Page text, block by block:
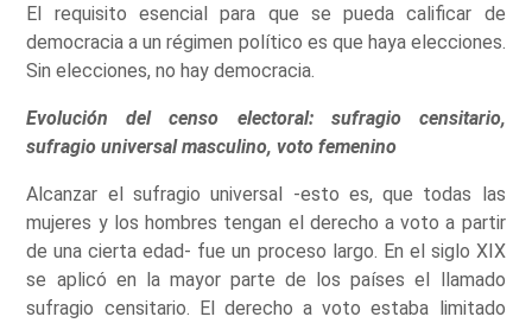
El requisito esencial para que se pueda calificar de
democracia a un régimen político es que haya elecciones.
Sin elecciones, no hay democracia.
Evolución del censo electoral: sufragio censitario,
sufragio universal masculino, voto femenino
Alcanzar el sufragio universal -esto es, que todas las
mujeres y los hombres tengan el derecho a voto a partir
de una cierta edad- fue un proceso largo. En el siglo XIX
se aplicó en la mayor parte de los países el llamado
sufragio censitario. El derecho a voto estaba limitado